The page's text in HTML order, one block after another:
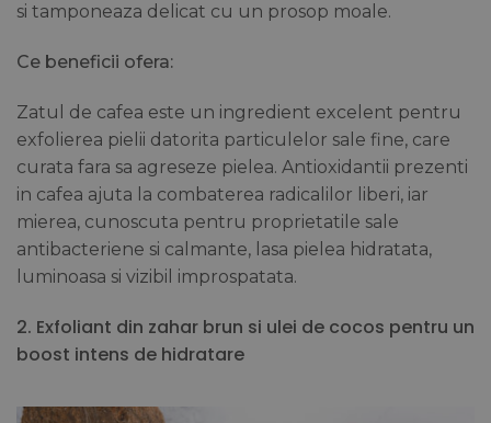
si tamponeaza delicat cu un prosop moale.
Ce beneficii ofera:
Zatul de cafea este un ingredient excelent pentru
exfolierea pielii datorita particulelor sale fine, care
curata fara sa agreseze pielea. Antioxidantii prezenti
in cafea ajuta la combaterea radicalilor liberi, iar
mierea, cunoscuta pentru proprietatile sale
antibacteriene si calmante, lasa pielea hidratata,
luminoasa si vizibil improspatata.
2. Exfoliant din zahar brun si ulei de cocos pentru un
boost intens de hidratare